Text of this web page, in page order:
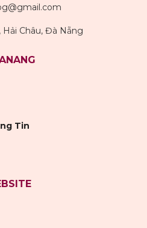
Hải Châu, Đà Nẵng
Tin